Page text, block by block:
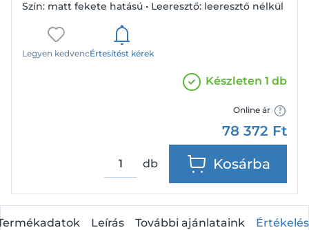
Szín: matt fekete hatású • Leeresztő: leeresztő nélkül
Legyen kedvencÉrtesítést kérek
Készleten 1 db
Online ár
78 372 Ft
db Kosárba
Leírás További ajánlataink Értékelés